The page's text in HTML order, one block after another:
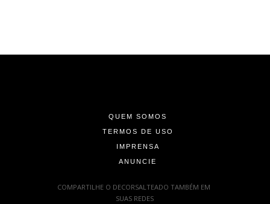
QUEM SOMOS
TERMOS DE USO
IMPRENSA
ANUNCIE
COMPARTILHE O DECORSALTEADO TAMBÉM EM
SUAS REDES